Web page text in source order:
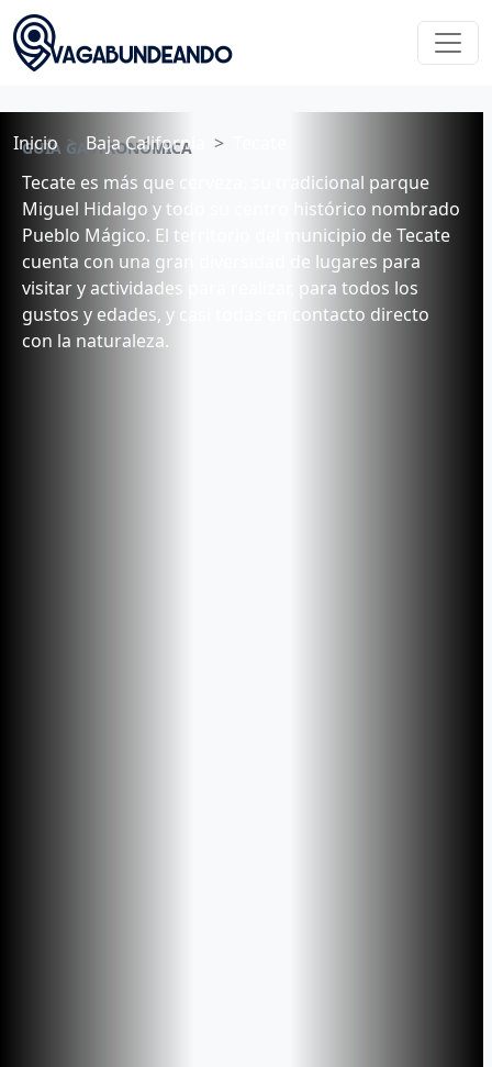
Inicio Baja California
GUÍA GASTRONÓMICA
Tecate es más que cerveza, su tradicional parque
Miguel Hidalgo y todo su centro histórico nombrado
Pueblo Mágico. El territorio del municipio de Tecate
cuenta con una gran diversidad de lugares para
visitar y actividades para realizar, para todos los
gustos y edades, y casi todas en contacto directo
con la naturaleza.